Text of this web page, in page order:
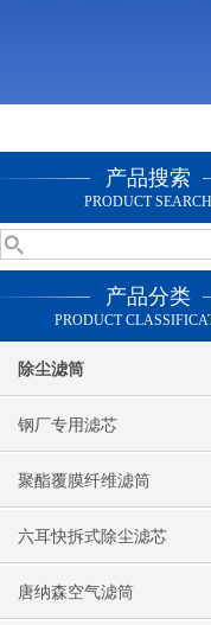
产品搜索
PRODUCT SEARCH
产品分类
PRODUCT
除尘滤筒
钢厂专用滤芯
聚酯覆膜纤维滤筒
六耳快拆式除尘滤芯
唐纳森空气滤筒